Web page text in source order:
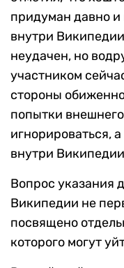
придуман давно и
внутри
неудачен, но
участником
стороны
попытки
игнорироваться,
внутри
Вопрос указания
Википедии не
посвящено
которого могут